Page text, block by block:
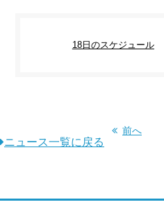
18日のスケジュール
前へ
ニュース一覧に戻る